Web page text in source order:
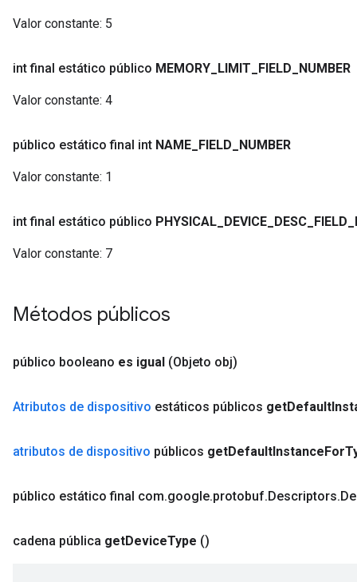
Valor constante: 5
int final estático público MEMORY LIMIT FIELD NUMBER
Valor constante: 4
público estático final int NAME FIELD NUMBER
Valor constante: 1
int final estático público PHYSICAL DEVICE DESC FIELD
Valor constante: 7
Métodos públicos
público booleano es igual (Objeto obj)
Atributos de dispositivo estáticos públicos getDefault
atributos de dispositivo públicos getDefaultInstanceFor
público estático final com.google.protobuf.Descriptors.
cadena pública getDeviceType ()